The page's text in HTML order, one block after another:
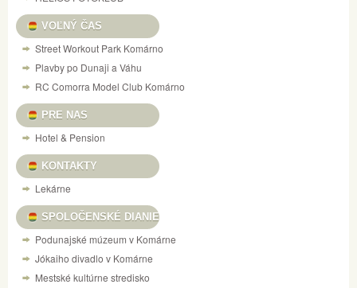
VOĽNÝ ČAS
Street Workout Park Komárno
Plavby po Dunaji a Váhu
RC Comorra Model Club Komárno
PRE NAS
Hotel & Pension
KONTAKTY
Lekárne
SPOLOČENSKÉ DIANIE
Podunajské múzeum v Komárne
Jókaiho divadlo v Komárne
Mestské kultúrne stredisko